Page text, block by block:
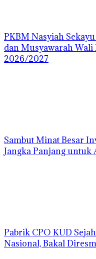
PKBM Nasyiah
dan Musyawarah
2026/2027
Sambut Minat Besar
Jangka Panjang untuk
Pabrik CPO KUD
Nasional, Bakal